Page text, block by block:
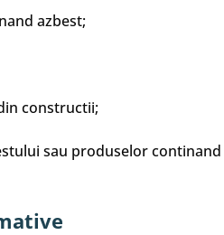
azbest;
constructii;
sau produselor